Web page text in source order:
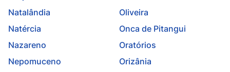
Natalândia
Natércia
Nazareno
Nepomuceno
Oliveira
Onca de Pitangui
Oratórios
Orizânia